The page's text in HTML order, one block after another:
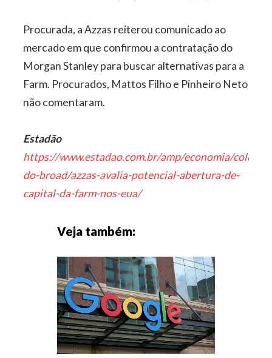
Procurada, a Azzas reiterou comunicado ao
mercado em que confirmou a contratação do
Morgan Stanley para buscar alternativas para a
Farm. Procurados, Mattos Filho e Pinheiro Neto
não comentaram.
Estadão
https://www.estadao.com.br/amp/economia/coluna-
do-broad/azzas-avalia-potencial-abertura-de-
capital-da-farm-nos-eua/
Veja também: